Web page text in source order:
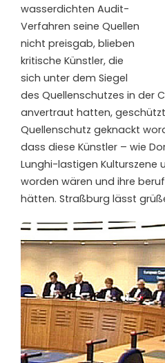
wasserdichten Audit-
Verfahren seine Quellen
nicht preisgab, blieben
kritische Künstler, die
sich unter dem Siegel
des Quellenschutzes in der
anvertraut hatten,
Quellenschutz geknackt
dass diese Künstler – wie
Lunghi-lastigen
worden wären und ihre
hätten. Straßburg lässt